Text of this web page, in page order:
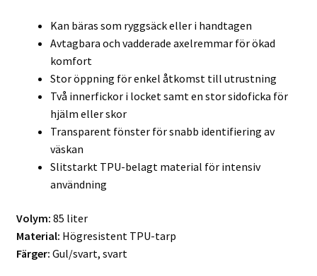
Kan bäras som ryggsäck eller i handtagen
Avtagbara och vadderade axelremmar för ökad
komfort
Stor öppning för enkel åtkomst till utrustning
Två innerfickor i locket samt en stor sidoficka för
hjälm eller skor
Transparent fönster för snabb identifiering av
väskan
Slitstarkt TPU-belagt material för intensiv
användning
Volym: 85 liter
Material: Högresistent TPU-tarp
Färger: Gul/svart, svart